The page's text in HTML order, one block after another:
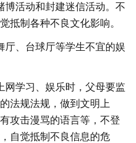
博活动和封建迷信活动。不
抵制各种不良文化影响。
厅、台球厅等学生不宜的娱
网学习、娱乐时，父母要监
法规法规，做到文明上
攻击漫骂的语言等，不登
自觉抵制不良信息的危